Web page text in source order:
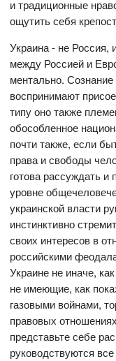
и традиционные
ощутить себя
Украина - не Россия,
между Россией и
ментально.
воспринимают
типу оно также
обособленное
почти также, если
права и свободы
готова рассуждать
уровне
украинской власти
инстинктивно
своих интересов в
российскими
Украине не иначе,
не имеющие, как
газовыми войнами,
правовых
представьте себе
руководствуются